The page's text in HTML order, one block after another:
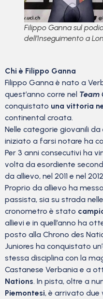
Filippo Ganna sul
dell’Inseguimento a
Chi è Filippo Ganna
Filippo Ganna è nato a
quest’anno corre nel Team
conquistato una vittoria
continental croata.
Nelle categorie giovanili da
iniziato a farsi notare ha
Per 3 anni consecutivi ha
volta da esordiente
da allievo, nel 2011 e nel
Proprio da allievo ha
passista, sia su strada
cronometro è stato
allievi e in quell’anno ha
posto alla Chrono des
Juniores ha conquistato
stessa disciplina con la
Castanese Verbania e a
Nations. In pista, oltre a
Piemontesi, è arrivato due